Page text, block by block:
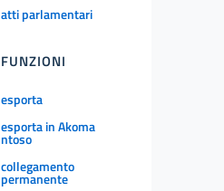
atti parlamentari
FUNZIONI
esporta
esporta in Akoma
ntoso
collegamento
permanente